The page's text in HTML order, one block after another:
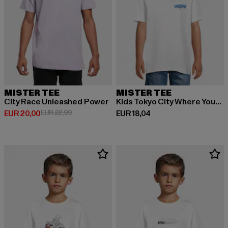
MISTER TEE
City Race Unleashed Power
EUR 20,00
Derzeitiger Preis: EUR 20,00
EUR 22,99Aktionspreis: EUR 22,99
MISTER TEE
Kids Tokyo City Where Your Future Begins Tee
EUR 18,04
Derzeitiger Preis: EUR 18,04